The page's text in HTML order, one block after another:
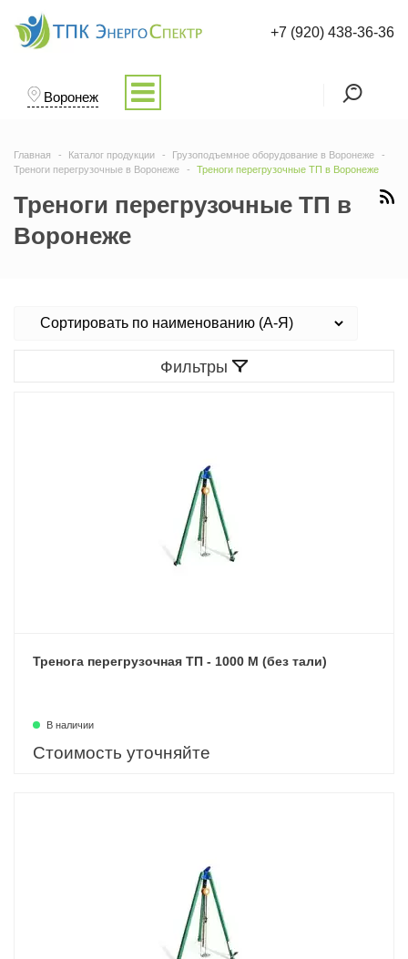
Воронеж
+7 (920) 438-36-36
Главная Каталог продукции
Грузоподъемное оборудование в Воронеже
Треноги перегрузочные в Воронеже
Треноги перегрузочные ТП в Воронеже
Треноги перегрузочные ТП в
Воронеже
Фильтры
Тренога перегрузочная ТП - 1000 М (без тали)
В наличии
Стоимость уточняйте